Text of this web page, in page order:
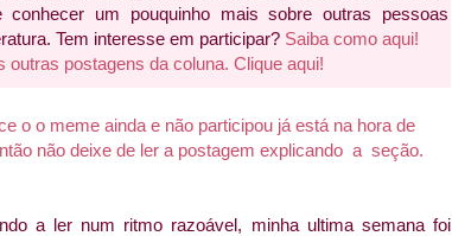
conhecer um pouquinho mais sobre outras pessoas
Tem interesse em participar? Saiba como aqui!
outras postagens da coluna. Clique aqui!
o o meme ainda e não participou já está na hora de
não deixe de ler a postagem explicando a seção.
a ler num ritmo razoável, minha ultima semana foi